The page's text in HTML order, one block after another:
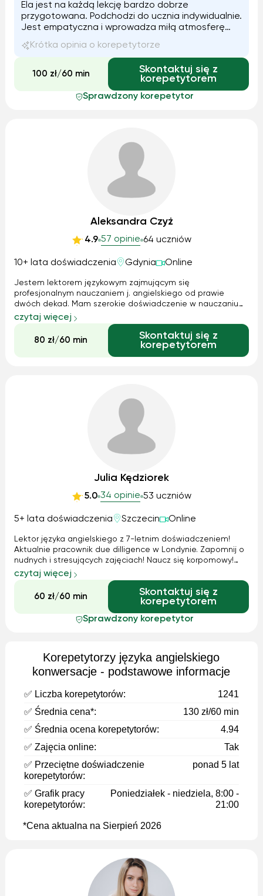
Ela jest na każdą lekcję bardzo dobrze
przygotowana. Podchodzi do ucznia indywidualnie.
Jest empatyczna i wprowadza miłą atmosferę
Krótka opinia o korepetytorze
100 zł/60 min
Skontaktuj się z
korepetytorem
Sprawdzony korepetytor
Aleksandra Czyż
4.9 57 opinie 64 uczniów
10+ lata doświadczenia Gdynia Online
Jestem lektorem językowym zajmującym się
profesjonalnym nauczaniem j. angielskiego od prawie
dwóch dekad. Mam szerokie doświadczenie w nauczaniu
dzieci, młodzieży i dorosłych. Prowadzę konwersacje,
przygotowuję do rozmaitych egzaminów, pomagam
przezwyciężyć trudności w nauce oraz przełamać barierę ...
czytaj więcej
80 zł/60 min
Skontaktuj się z
korepetytorem
Julia Kędziorek
5.0 34 opinie 53 uczniów
5+ lata doświadczenia Szczecin Online
Lektor języka angielskiego z 7-letnim doświadczeniem!
Aktualnie pracownik due dilligence w Londynie. Zapomnij o
nudnych i stresujących zajęciach! Naucz się korpomowy!
Zdaj kazdy egzamin! I pokochaj angielski! Zapraszam do
nauki prawdziwego, żywego języka!
czytaj więcej
60 zł/60 min
Skontaktuj się z
korepetytorem
Sprawdzony korepetytor
Korepetytorzy języka angielskiego
konwersacje - podstawowe informacje
✅ Liczba korepetytorów:
1241
✅ Średnia cena*:
130 zł/60 min
✅ Średnia ocena korepetytorów:
4.94
✅ Zajęcia online:
Tak
✅ Przeciętne doświadczenie
korepetytorów:
ponad 5 lat
✅ Grafik pracy
korepetytorów:
Poniedziałek - niedziela, 8:00 -
21:00
*Cena aktualna na Sierpień 2026